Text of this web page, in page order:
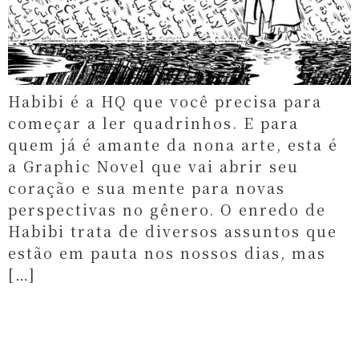
Habibi é a HQ que você precisa para
começar a ler quadrinhos. E para
quem já é amante da nona arte, esta é
a Graphic Novel que vai abrir seu
coração e sua mente para novas
perspectivas no gênero. O enredo de
Habibi trata de diversos assuntos que
estão em pauta nos nossos dias, mas
[…]